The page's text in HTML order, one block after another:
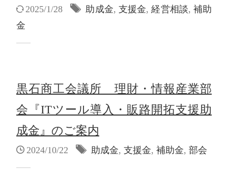
2025/1/28 助成金, 支援金,経営相談, 補助
金
黒石商工会議所 理財・情報産業部
会『ITツール導入・販路開拓支援助
成金』のご案内
2024/10/22 助成金, 支援金, 補助金, 部会